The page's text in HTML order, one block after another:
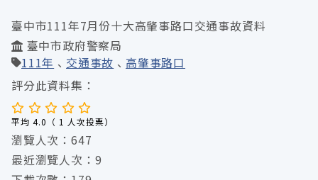
臺中市111年7月份十大高肇事路口交通事故資料
臺中市政府警察局
111年
交通事故
高肇事路口
評分此資料集：
平均 4.0（ 1 人次投票）
瀏覽人次：647
最近瀏覽人次：9